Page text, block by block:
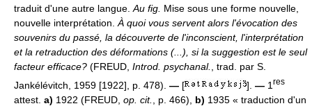
traduit d'une autre langue. Au fig. Mise sous une forme nouvelle,
nouvelle interprétation. À quoi vous servent alors l'évocation des
souvenirs du passé, la découverte de l'inconscient, l'interprétation
et la retraduction des déformations (...), si la suggestion est le seul
facteur efficace? (FREUD, Introd. psychanal.
, trad. par S.
Jankélévitch, 1959 [1922], p. 478). — [ ]. — 1 res
attest. a) 1922 (FREUD, op. cit. , p. 466), b) 1935 « traduction d'un